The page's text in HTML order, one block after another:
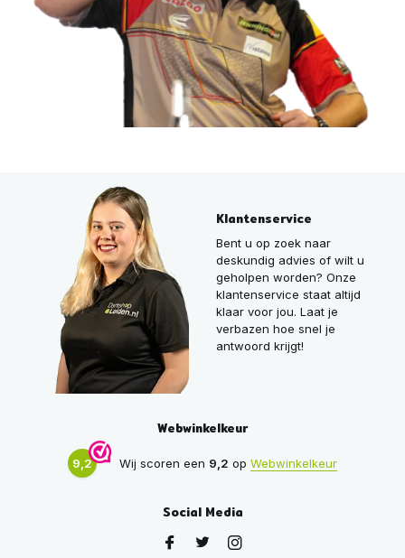
Klantenservice
Bent u op zoek naar
deskundig advies of wilt u
geholpen worden? Onze
klantenservice staat altijd
klaar voor jou. Laat je
verbazen hoe snel je
antwoord krijgt!
Webwinkelkeur
9,2 Wij scoren een 9,2 op Webwinkelkeur
Social Media